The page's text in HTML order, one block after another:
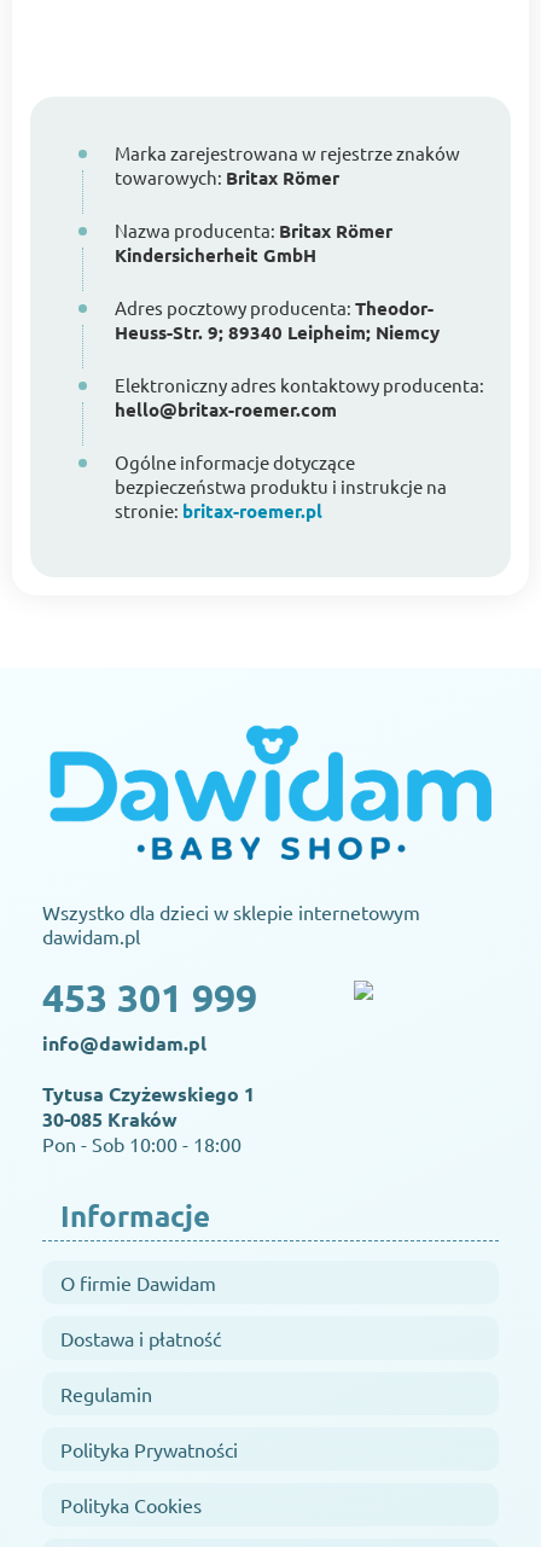
Marka zarejestrowana w rejestrze znaków
towarowych: Britax Römer
Nazwa producenta: Britax Römer
Kindersicherheit GmbH
Adres pocztowy producenta: Theodor-
Heuss-Str. 9; 89340 Leipheim; Niemcy
Elektroniczny adres kontaktowy producenta:
hello@britax-roemer.com
Ogólne informacje dotyczące
bezpieczeństwa produktu i instrukcje na
stronie: britax-roemer.pl
Wszystko dla dzieci w sklepie internetowym
dawidam.pl
453 301 999
info@dawidam.pl
Tytusa Czyżewskiego 1
30-085 Kraków
Pon - Sob 10:00 - 18:00
Informacje
O firmie Dawidam
Dostawa i płatność
Regulamin
Polityka Prywatności
Polityka Cookies